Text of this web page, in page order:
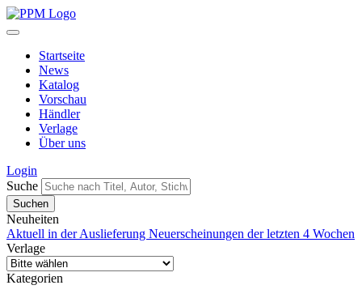
Startseite
News
Katalog
Vorschau
Händler
Verlage
Über uns
Login
Suche
Neuheiten
Aktuell in der Auslieferung Neuerscheinungen der letzten 4 Wochen
Verlage
Kategorien